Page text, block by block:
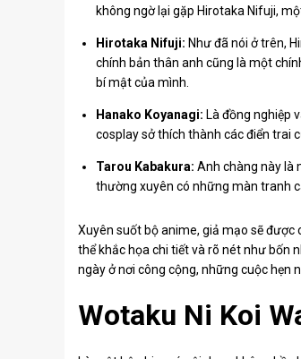
không ngờ lại gặp Hirotaka Nifuji,
Hirotaka Nifuji: Như đã nói ở trên,
chính bản thân anh cũng là một
bí mật của mình.
Hanako Koyanagi: Là đồng nghiệp
cosplay sở thích thành các điển trai
Tarou Kabakura: Anh chàng này là
thường xuyên có những màn tranh
Xuyên suốt bộ anime, giả mạo sẽ
thể khắc họa chi tiết và rõ nét như bốn
ngày ở nơi công cộng, những cuộc hẹn
Wotaku Ni Koi